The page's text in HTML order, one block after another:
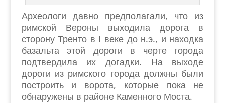
Археологи давно предполагали, что из
римской Вероны выходила дорога в
сторону Тренто в I веке до н.э., и находка
базальта этой дороги в черте города
подтвердила их догадки. На выходе
дороги из римского города должны были
построить и ворота, которые пока не
обнаружены в районе Каменного Моста.